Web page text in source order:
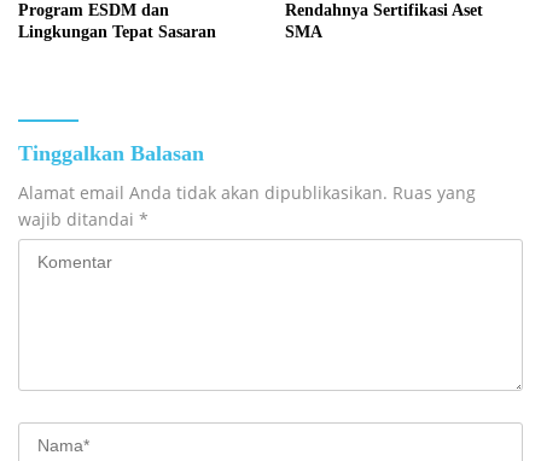
Program ESDM dan
Lingkungan Tepat Sasaran
Rendahnya Sertifikasi Aset
SMA
Tinggalkan Balasan
Alamat email Anda tidak akan dipublikasikan. Ruas yang
wajib ditandai *